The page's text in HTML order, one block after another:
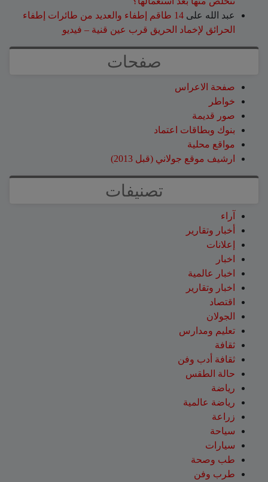
عبد الله على
14 طاقم إطفاء والعديد من طائرات إطفاء
الحرائق لإخماد الحريق قرب عين قنية – فيديو
صفحات
صفحة الاعراس
خواطر
صور قديمة
بنوك وبطاقات اعتماد
مواقع محلية
ارشيف موقع جولاني (قبل 2013)
تصنيفات
آراء
أخبار وتقارير
إعلانات
اخبار
اخبار عالمية
اخبار وتقارير
اقتصاد
الجولان
تعليم ومدارس
ثقافة
ثقافة أدب وفن
حالة الطقس
رياضة
رياضة عالمية
زراعة
سياحة
سيارات
طب وصحة
طرب وفن